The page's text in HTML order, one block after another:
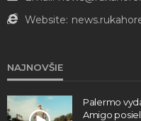
Website:
NAJNOVŠIE
Palermo
Amigo